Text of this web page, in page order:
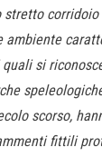
corridoio
ambiente
si
scorso,
fittili